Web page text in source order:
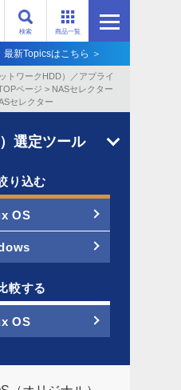
商品一覧
検索
新Topicsはこちら ＞
トワークHDD）／アプライ
ページ > NASセレクター
セレクター
選定ツール
り込む
OS
較する
OS